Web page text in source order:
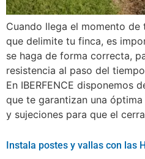
Cuando llega el momento de
que delimite tu finca, es
se haga de forma correcta,
resistencia al paso del
En IBERFENCE disponemos
que te garantizan una
y sujeciones para que el
Instala postes y vallas con las